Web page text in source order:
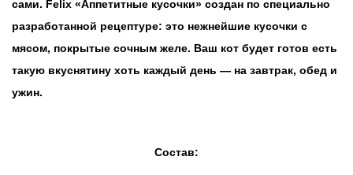
сами. Felix «Аппетитные кусочки» создан по специально
разработанной рецептуре: это нежнейшие кусочки с
мясом, покрытые сочным желе. Ваш кот будет готов есть
такую вкуснятину хоть каждый день — на завтрак, обед и
ужин.
Состав: